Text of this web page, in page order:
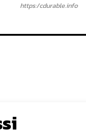
https:/cdurable.info